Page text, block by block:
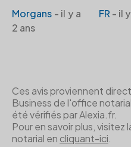
Morgans - il y a
2 ans
FR - il
Ces avis proviennent
Business de l'office
été vérifiés par Alexia.fr.
Pour en savoir plus,
notarial en cliquant-ici.